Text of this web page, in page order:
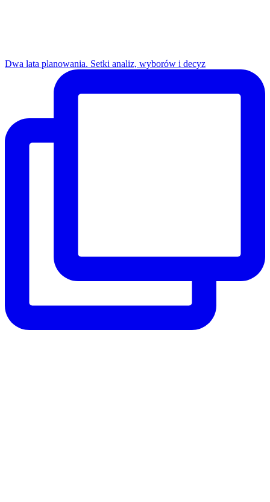
Dwa lata planowania. Setki analiz, wyborów i decyz